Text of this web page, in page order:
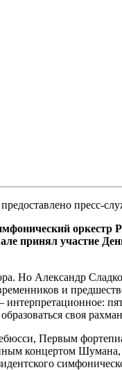
пресс-
оркестр
принял участие
Но Александр
и
интерпретационное:
своя
Первым
концертом Шумана,